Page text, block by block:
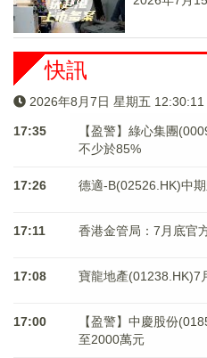
快訊
2026年8月7日 星期五 12:30:11
17:35
【盈警】綠心集團
不少於85%
17:26 德適-B(02526.HK)中
17:11 香港金管局：7月底官
17:08 寶龍地產(01238.HK)7
17:00
【盈警】中慶股份
至2000萬元